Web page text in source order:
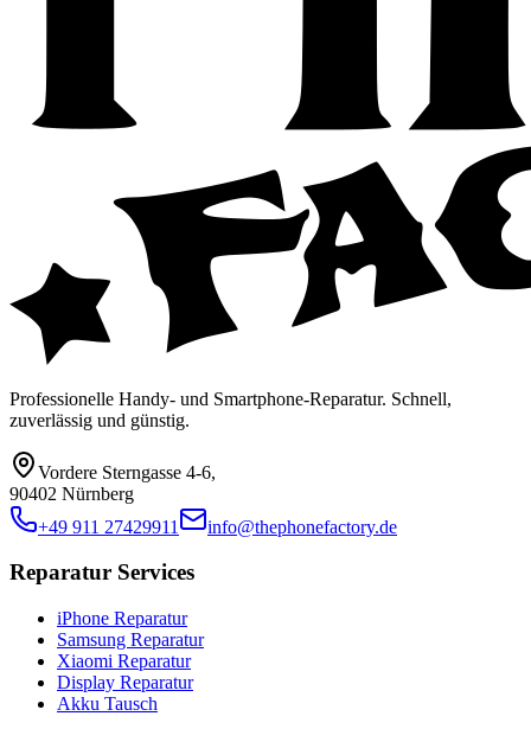
Professionelle Handy- und Smartphone-Reparatur. Schnell,
zuverlässig und günstig.
Vordere Sterngasse 4-6,
90402 Nürnberg
+49 911 27429911
info@thephonefactory.de
Reparatur Services
iPhone Reparatur
Samsung Reparatur
Xiaomi Reparatur
Display Reparatur
Akku Tausch